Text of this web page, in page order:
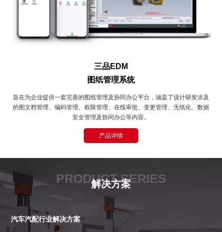
三品EDM
图纸管理系统
旨在为企业提供一套完善的图纸管理及协同办公平台，涵盖了设计研发涉及
的图文档管理、编码管理、权限管理、在线审批、变更管理、无纸化、数据
安全管理及协同办公等内容。
产品详情
PRODUCT SERIES
解决方案
汽车汽配行业解决方案